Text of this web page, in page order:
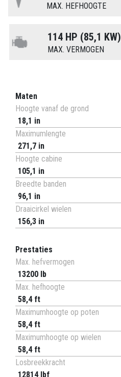
MAX. HEFHOOGTE
114 HP (85,1 KW)
MAX. VERMOGEN
Maten
Hoogte vanaf de grond
18,1 in
Maximumlengte
271,7 in
Hoogte cabine
105,1 in
Breedte banden
96,1 in
Draaicirkel wielen
156,3 in
Prestaties
Max. hefvermogen
13200 lb
Max. hefhoogte
58,4 ft
Maximumhoogte op poten
58,4 ft
Maximumhoogte op wielen
58,4 ft
Losbreekkracht
12814 lbf